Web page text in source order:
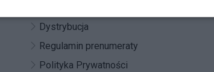
Dystrybucja
Regulamin prenumeraty
Polityka Prywatności